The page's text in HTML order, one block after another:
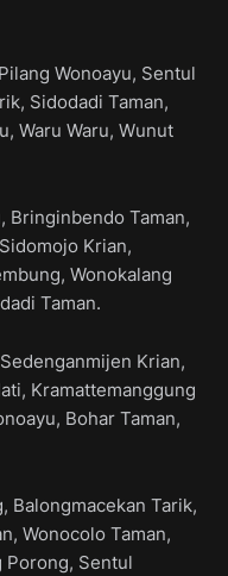
Wonoayu, Sentul
Sidodadi Taman,
Waru Waru, Wunut
Bringinbendo Taman,
Krian,
Wonokalang
Taman.
Krian,
Kramattemanggung
Bohar Taman,
Balongmacekan Tarik,
Wonocolo Taman,
Porong, Sentul